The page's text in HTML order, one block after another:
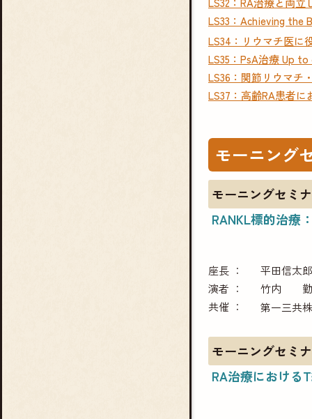
LS33：Achieving the
LS34：リウマチ医に
LS35：PsA治療 Up
LS36：関節リウマチ
LS37：高齢RA患者
モーニング
モーニングセミ
RANKL標的治療
座長
平田信太郎
演者
竹内 勤
共催
第一三共
モーニングセミ
RA治療における